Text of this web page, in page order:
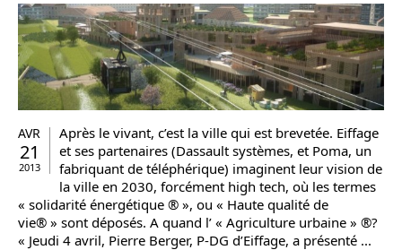
AVR
21
2013
Après le vivant, c’est la ville qui est brevetée. Eiffage
et ses partenaires (Dassault systèmes, et Poma, un
fabriquant de téléphérique) imaginent leur vision de
la ville en 2030, forcément high tech, où les termes
« solidarité énergétique ® », ou « Haute qualité de
vie® » sont déposés. A quand l’ « Agriculture urbaine » ®?
« Jeudi 4 avril, Pierre Berger, P-DG d’Eiffage, a présenté ...